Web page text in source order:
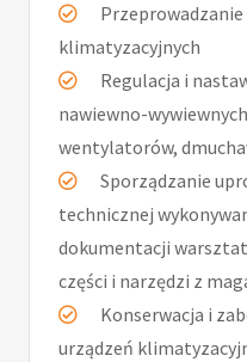
klimatyzacyjnych
Regulacja i
nawiewno-
wentylatorów,
Sporządzanie
technicznej
dokumentacji
części i narzędzi z
Konserwacja i
urządzeń